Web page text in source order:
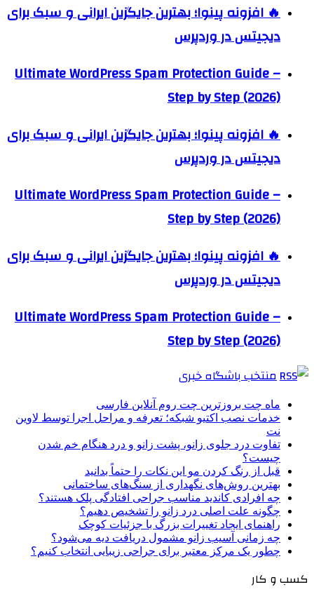
🔥 افزونه پینوا؛ بهترین جایگزین ایرانی و سبک برای
دیجیتس در وردپرس
Ultimate WordPress Spam Protection Guide –
Step by Step (2026)
🔥 افزونه پینوا؛ بهترین جایگزین ایرانی و سبک برای
دیجیتس در وردپرس
Ultimate WordPress Spam Protection Guide –
Step by Step (2026)
🔥 افزونه پینوا؛ بهترین جایگزین ایرانی و سبک برای
دیجیتس در وردپرس
Ultimate WordPress Spam Protection Guide –
Step by Step (2026)
منتخب باشگاه خبری
ماه چت بروزترین چت روم آنلاین فارسی
خدمات نصب اکتیو شبکه؛ تعرفه و مراحل اجرا توسط لاوین
نت
تفاوت درد جلوی زانو، پشت زانو و درد هنگام خم شدن
چیست؟
قبل از رنگ کردن مو این نکات را حتماً بدانید
بهترین روش‌های نگهداری از سنگ‌های ساختمانی
چه افرادی کاندید مناسب جراحی افتادگی پلک هستند؟
چگونه علت اصلی درد زانو را تشخیص دهیم؟
راهنمای ایجاد تغییرات بزرگ با جزئیات کوچک
چه زمانی آسیب زانو مشمول دریافت دیه می‌شود؟
چطور یک مرکز معتبر برای جراحی زیبایی انتخاب کنیم؟
کسب و کار